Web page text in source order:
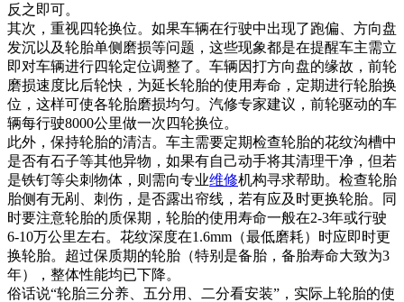
反之即可。
其次，重视四轮换位。如果车辆在行驶中出现了跑偏、方向盘
发沉以及轮胎单侧磨损等问题，这些现象都是在提醒车主需立
即对车辆进行四轮定位调整了。车辆因打方向盘的缘故，前轮
磨损速度比后轮快，为延长轮胎的使用寿命，定期进行轮胎换
位，这样可使各轮胎磨损均匀。汽修专家建议，前轮驱动的车
辆每行驶8000公里做一次四轮换位。
此外，保持轮胎的清洁。车主需要定期检查轮胎的花纹沟槽中
是否有石子等其他异物，如果有自己动手将其清理干净，但若
是铁钉等尖刺物体，则需向专业维修机构寻求帮助。检查轮胎
胎侧有无剐、刺伤，是否露出帘线，若有应及时更换轮胎。同
时要注意轮胎的质保期，轮胎的使用寿命一般在2-3年或行驶
6-10万公里左右。花纹深度在1.6mm（最低磨耗）时应即时更
换轮胎。超过保质期的轮胎（特别是备胎，备胎寿命大致为3
年），整体性能均已下降。
俗话说“轮胎三分养、五分用、二分看安装”，实际上轮胎的使